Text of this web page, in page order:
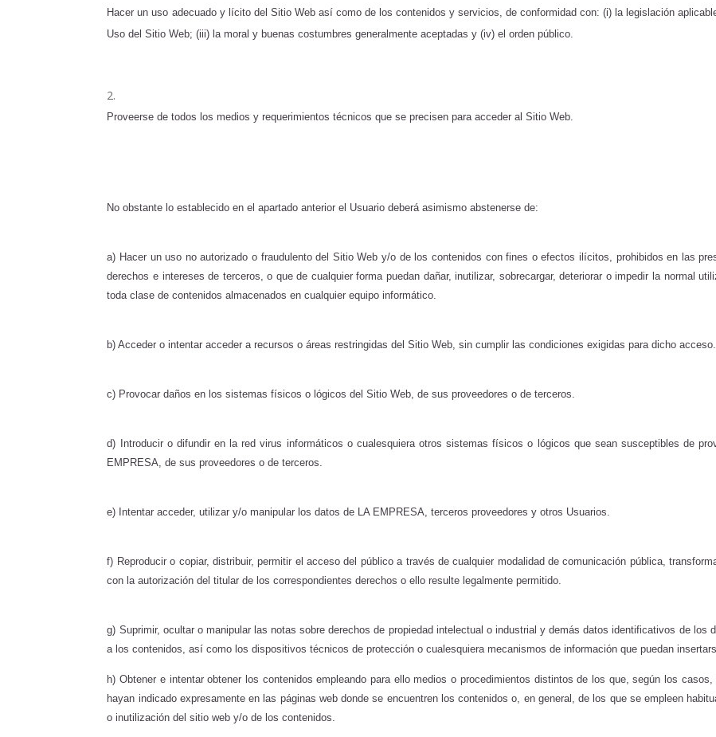
Hacer un uso adecuado y lícito del Sitio Web así como de los contenidos y servicios, de conformidad con: (i) la legislación
Uso del Sitio Web; (iii) la moral y buenas costumbres generalmente aceptadas y (iv) el orden público.
Proveerse de todos los medios y requerimientos técnicos que se precisen para acceder al Sitio Web.
No obstante lo establecido en el apartado anterior el Usuario deberá asimismo abstenerse de:
a) Hacer un uso no autorizado o fraudulento del Sitio Web y/o de los contenidos con fines o efectos ilícitos, prohibidos en las
derechos e intereses de terceros, o que de cualquier forma puedan dañar, inutilizar, sobrecargar, deteriorar o impedir la normal
toda clase de contenidos almacenados en cualquier equipo informático.
b) Acceder o intentar acceder a recursos o áreas restringidas del Sitio Web, sin cumplir las condiciones exigidas para dicho acceso.
c) Provocar daños en los sistemas físicos o lógicos del Sitio Web, de sus proveedores o de terceros.
d) Introducir o difundir en la red virus informáticos o cualesquiera otros sistemas físicos o lógicos que sean susceptibles de
EMPRESA, de sus proveedores o de terceros.
e) Intentar acceder, utilizar y/o manipular los datos de LA EMPRESA, terceros proveedores y otros Usuarios.
f) Reproducir o copiar, distribuir, permitir el acceso del público a través de cualquier modalidad de comunicación pública,
con la autorización del titular de los correspondientes derechos o ello resulte legalmente permitido.
g) Suprimir, ocultar o manipular las notas sobre derechos de propiedad intelectual o industrial y demás datos identificativos de los
a los contenidos, así como los dispositivos técnicos de protección o cualesquiera mecanismos de información que puedan
h) Obtener e intentar obtener los contenidos empleando para ello medios o procedimientos distintos de los que, según los
hayan indicado expresamente en las páginas web donde se encuentren los contenidos o, en general, de los que se empleen
o inutilización del sitio web y/o de los contenidos.